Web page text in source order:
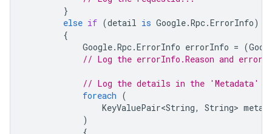
}
else if (detail is Google.Rpc.ErrorInfo)
{
Google.Rpc.ErrorInfo errorInfo = (
// Log the errorInfo.Reason and
// Log the details in the 'Metadata'
foreach (
KeyValuePair<String, String>
)